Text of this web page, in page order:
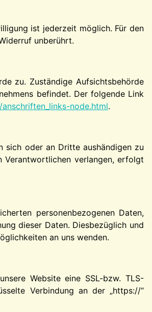
ist jederzeit möglich. Für den
unberührt.
zu. Zuständige Aufsichtsbehörde
befindet. Der folgende Link
node.html.
sich oder an Dritte aushändigen zu
Verantwortlichen verlangen, erfolgt
personenbezogenen Daten,
dieser Daten. Diesbezüglich und
an uns wenden.
Website eine SSL-bzw. TLS-
Verbindung an der „https://“